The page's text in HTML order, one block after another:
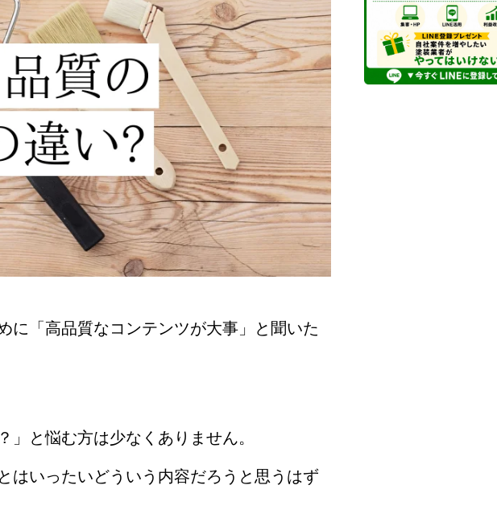
に「高品質なコンテンツが大事」と聞いた
と悩む方は少なくありません。
はいったいどういう内容だろうと思うはず